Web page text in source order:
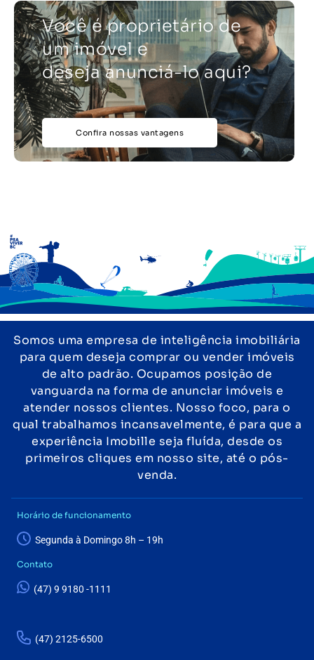
Você é proprietário de
um imóvel e
deseja anunciá-lo aqui?
Confira nossas vantagens
Somos uma empresa de inteligência imobiliária
para quem deseja comprar ou vender imóveis
de alto padrão. Ocupamos posição de
vanguarda na forma de anunciar imóveis e
atender nossos clientes. Nosso foco, para o
qual trabalhamos incansavelmente, é para que a
experiência Imobille seja fluída, desde os
primeiros cliques em nosso site, até o pós-
venda.
Horário de funcionamento
Segunda à Domingo 8h – 19h
Contato
(47) 9 9180 -1111
(47) 2125-6500